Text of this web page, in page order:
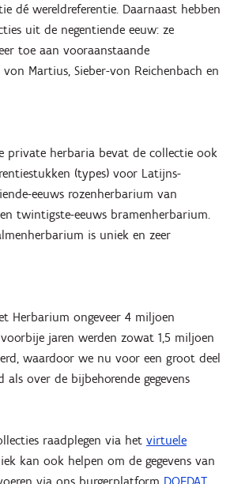
dé wereldreferentie. Daarnaast hebben
uit de negentiende eeuw: ze
toe aan vooraanstaande
Martius, Sieber-von Reichenbach en
private herbaria bevat de collectie ook
(types) voor Latijns-
eeuws rozenherbarium van
twintigste-eeuws bramenherbarium.
is uniek en zeer
Herbarium ongeveer 4 miljoen
jaren werden zowat 1,5 miljoen
waardoor we nu voor een groot deel
als over de bijbehorende gegevens
raadplegen via het virtuele
kan ook helpen om de gegevens van